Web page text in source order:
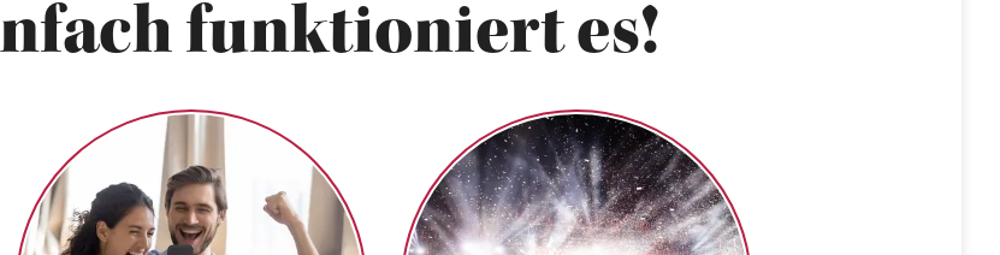
funktioniert es!